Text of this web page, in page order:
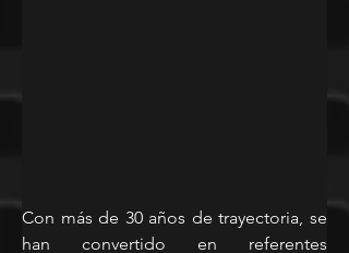
Con más de 30 años de trayectoria, se
han convertido en referentes